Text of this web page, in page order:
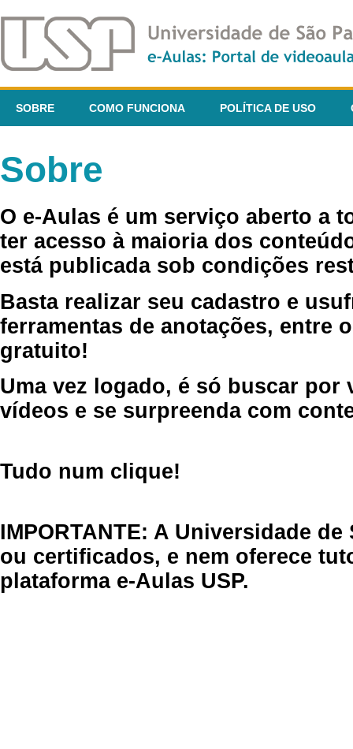
SOBRE COMO FUNCIONA POLÍTICA DE USO
Sobre
O e-Aulas é um serviço aberto a
ter acesso à maioria dos
está publicada sob condições
Basta realizar seu cadastro e
ferramentas de anotações, entre
gratuito!
Uma vez logado, é só buscar por
vídeos e se surpreenda com
Tudo num clique!
IMPORTANTE: A Universidade
ou certificados, e nem oferece
plataforma e-Aulas USP.